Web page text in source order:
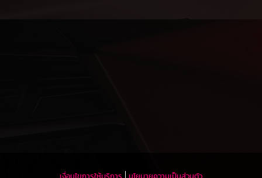
เงื่อนไขการให้บริการ นโยบายความเป็นส่วนตัว